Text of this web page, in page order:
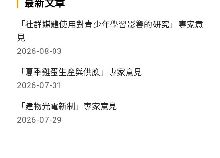
最新文章
「社群媒體使用對青少年學習影響的研究」專家意
見
2026-08-03
「夏季雞蛋生產與供應」專家意見
2026-07-31
「建物光電新制」專家意見
2026-07-29